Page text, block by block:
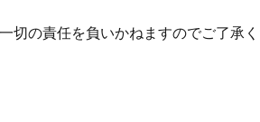
の責任を負いかねますのでご了承く